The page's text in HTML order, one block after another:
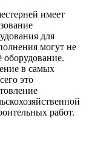
имеет
для
могут не
оборудование.
в самых
это
работ.